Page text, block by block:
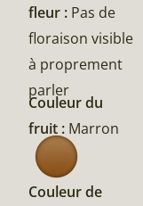
fleur : Pas de
floraison visible
à proprement
parler
Couleur du
fruit : Marron
Couleur de